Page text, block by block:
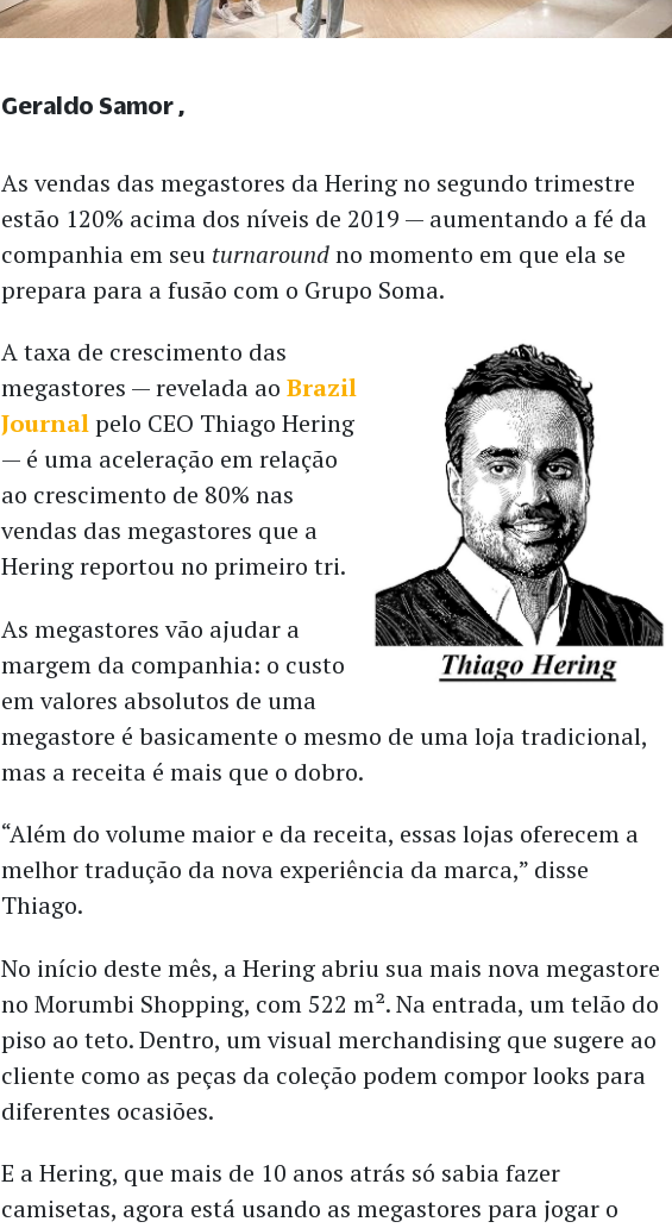
As vendas das megastores da Hering no segundo trimestre
estão 120% acima dos níveis de 2019 — aumentando a fé da
companhia em seu turnaroundno momento em que ela se
prepara para a fusão com o Grupo Soma.
A taxa de crescimento das
megastores — revelada aoBrazil
Journalpelo CEO Thiago Hering
— é uma aceleração em relação
ao crescimento de 80% nas
vendas das megastores que a
Hering reportou no primeiro tri.
As megastores vão ajudar a
margem da companhia: o custo
em valores absolutos de uma
megastore é basicamente o mesmo de uma loja tradicional,
mas a receita é mais que o dobro.
“Além do volume maior e da receita, essas lojas oferecem a
melhor tradução da nova experiência da marca,” disse
Thiago.
No início deste mês, a Hering abriu sua mais nova megastore
no Morumbi Shopping, com 522 m². Na entrada, um telão do
piso ao teto. Dentro, um visual merchandising que sugere ao
cliente como as peças da coleção podem compor looks para
diferentes ocasiões.
E a Hering, que mais de 10 anos atrás só sabia fazer
camisetas, agora está usando as megastores para jogar o
Geraldo Samor